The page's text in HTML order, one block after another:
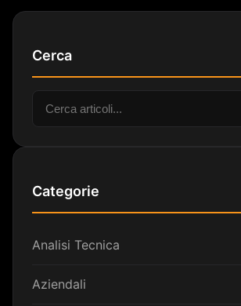
Cerca
Cerca:
Categorie
Analisi Tecnica
Aziendali